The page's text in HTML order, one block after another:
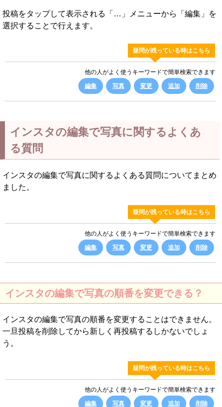
投稿をタップして表示される「…」メニューから「編集」を
選択することで行えます。
疑問が残っている時はこちら
他の人がよく使うキーワードで簡単検索できます
編集
写真 変更 追加 削除
インスタの編集で写真に関するよくあ
る質問
インスタの編集で写真に関するよくある質問についてまとめ
ました。
疑問が残っている時はこちら
他の人がよく使うキーワードで簡単検索できます
編集
写真 変更 追加 削除
インスタの編集で写真の順番を変更できる？
インスタの編集で写真の順番を変更することはできません。
一旦投稿を削除してから新しく再投稿するしかないでしょ
う。
疑問が残っている時はこちら
他の人がよく使うキーワードで簡単検索できます
編集
写真 変更 追加 削除